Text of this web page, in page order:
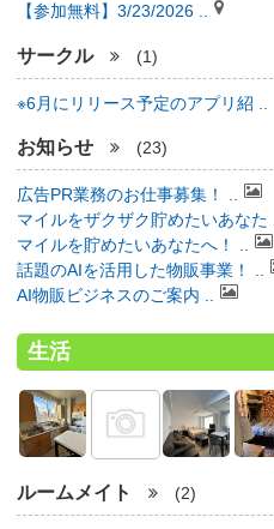
【参加無料】3/23/2026 ..
サークル (1)
※6月にリリース予定のアプリ紹 ..
お知らせ (23)
広告PR業務のお仕事募集！ ..
マイルをザクザク貯めたいあなた ..
マイルを貯めたいあなたへ！ ..
話題のAIを活用した物販事業！ ..
AI物販ビジネスのご案内 ..
生活
ルームメイト (2)